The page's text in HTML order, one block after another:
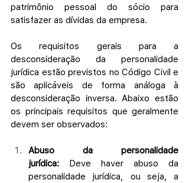
patrimônio pessoal do sócio para
satisfazer as dívidas da empresa.
Os requisitos gerais para a
desconsideração da personalidade
jurídica estão previstos no Código Civil e
são aplicáveis de forma análoga à
desconsideração inversa. Abaixo estão
os principais requisitos que geralmente
devem ser observados:
Abuso da personalidade
jurídica: Deve haver abuso da
personalidade jurídica, ou seja, a